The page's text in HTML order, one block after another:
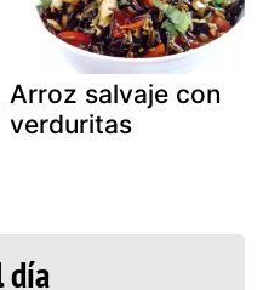
Arroz salvaje con
verduritas
día